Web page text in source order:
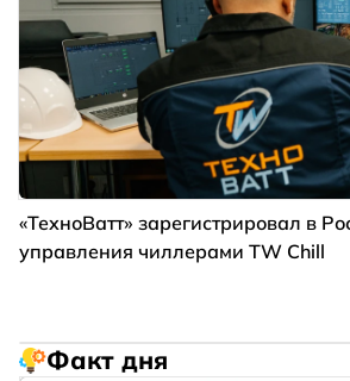
«ТехноВатт» зарегистрировал в
управления чиллерами TW Chill
Факт дня